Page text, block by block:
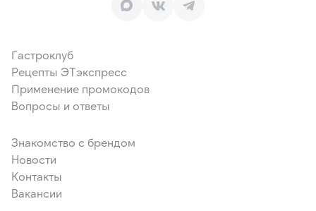
Гастроклуб
Рецепты ЭТэкспресс
Применение промокодов
Вопросы и ответы
Знакомство с брендом
Новости
Контакты
Вакансии